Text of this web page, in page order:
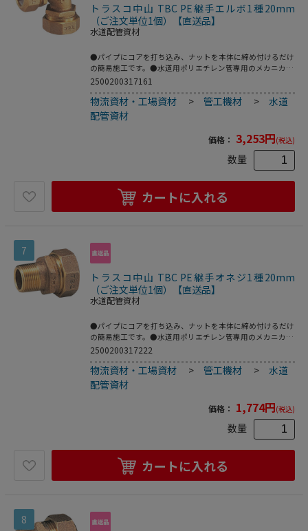
トラスコ中山 TBC PE継手エルボ1種20mm
（ご注文単位1個）【直送品】
水道配管資材
●パイプにコアを打ち込み、ナットを本体に締め付けるだけ
の簡易施工です。●水道用ポリエチレン管専用のメカニカル
継手。●2層管用。●品名：“ＳＰジョイント”(エルボ)●呼
品●青銅鋳物
2500200317161
物流資材・工場資材 >管工機材 >水道
配管資材
価格： 3,253円(税込)
数量
カートに入れる
7
トラスコ中山 TBC PE継手オネジ1種20mm
（ご注文単位1個）【直送品】
水道配管資材
●パイプにコアを打ち込み、ナットを本体に締め付けるだけ
の簡易施工です。●水道用ポリエチレン管専用のメカニカル
継手。●2層管用。●品名：“ＳＰジョイント”(オネジ)●呼
JWWA B116規格品●青銅鋳物
2500200317222
物流資材・工場資材 >管工機材 >水道
配管資材
価格： 1,774円(税込)
数量
カートに入れる
8